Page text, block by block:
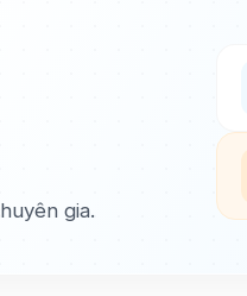
gia.